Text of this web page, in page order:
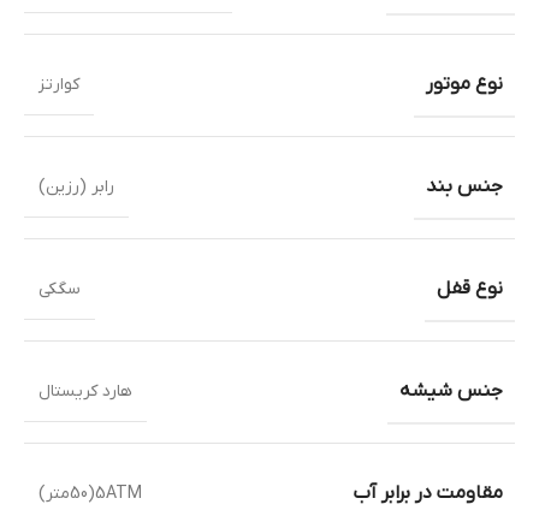
نوع موتور کوارتز
جنس بند رابر (رزین)
نوع قفل سگکی
جنس شیشه هارد کریستال
مقاومت در برابر آب 5ATM(50متر)